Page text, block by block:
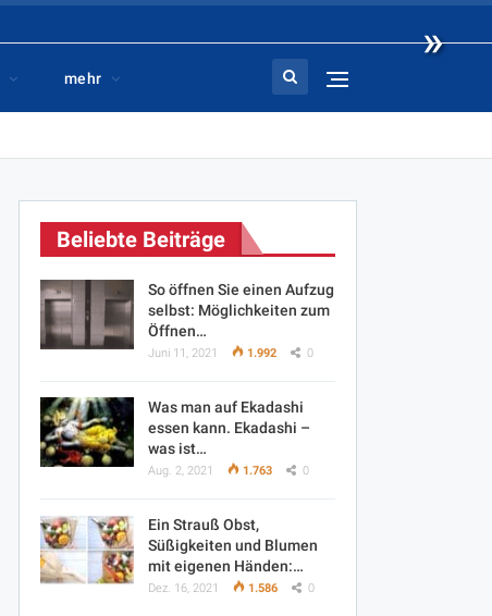
»
mehr
Beliebte Beiträge
So öffnen Sie einen Aufzug
selbst: Möglichkeiten zum
Öffnen…
Juni 11, 2021 1.992 0
Was man auf Ekadashi
essen kann. Ekadashi –
was ist…
Aug. 2, 2021 1.763 0
Ein Strauß Obst,
Süßigkeiten und Blumen
mit eigenen Händen:…
Dez. 16, 2021 1.586 0